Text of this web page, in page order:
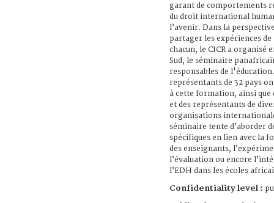
garant de comportements
du droit international
l’avenir. Dans la
partager les expériences
chacun, le CICR a organisé
Sud, le séminaire
responsables de
représentants de 32 pays
à cette formation, ainsi que
et des représentants de
organisations
séminaire tente d’aborder
spécifiques en lien avec la
des enseignants,
l’évaluation ou encore
l’EDH dans les écoles
Confidentiality level :